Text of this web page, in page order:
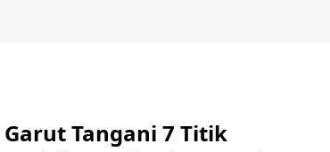
Tangani 7 Titik